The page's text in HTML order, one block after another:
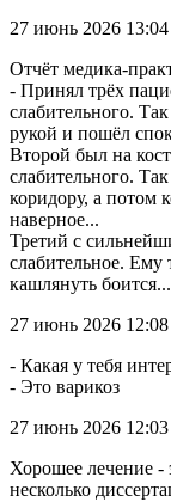
27 июнь 2026 13:04
Отчёт медика-
- Принял трёх
слабительного.
рукой и пошёл
Второй был на
слабительного.
коридору, а потом
наверное...
Третий с
слабительное.
кашлянуть боится...
27 июнь 2026 12:08
- Какая у тебя
- Это варикоз
27 июнь 2026 12:03
Хорошее лечение -
несколько